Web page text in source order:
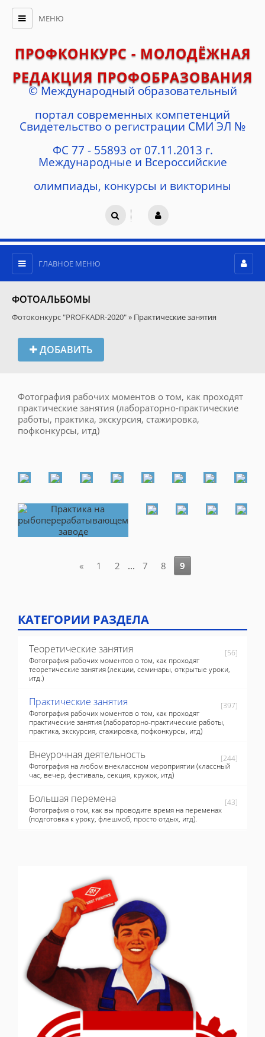
МЕНЮ
ПРОФКОНКУРС - МОЛОДЁЖНАЯ
РЕДАКЦИЯ ПРОФОБРАЗОВАНИЯ
© Международный образовательный
портал современных компетенций
Cвидетельство о регистрации СМИ ЭЛ №
ФС 77 - 55893 от 07.11.2013 г.
Международные и Всероссийские
олимпиады, конкурсы и викторины
ГЛАВНОЕ МЕНЮ
ФОТОАЛЬБОМЫ
Фотоконкурс "PROFKADR-2020"» Практические занятия
ДОБАВИТЬ
Фотография рабочих моментов о том, как проходят
практические занятия (лабораторно-практические
работы, практика, экскурсия, стажировка,
пофконкурсы, итд)
« 1 2 ... 7 8 9
КАТЕГОРИИ РАЗДЕЛА
Теоретические занятия [56]
Фотография рабочих моментов о том, как проходят
теоретические занятия (лекции, семинары, открытые уроки,
итд.)
Практические занятия [397]
Фотография рабочих моментов о том, как проходят
практические занятия (лабораторно-практические работы,
практика, экскурсия, стажировка, пофконкурсы, итд)
Внеурочная деятельность [244]
Фотография на любом внеклассном мероприятии (классный
час, вечер, фестиваль, секция, кружок, итд)
Большая перемена [43]
Фотография о том, как вы проводите время на переменах
(подготовка к уроку, флешмоб, просто отдых, итд).